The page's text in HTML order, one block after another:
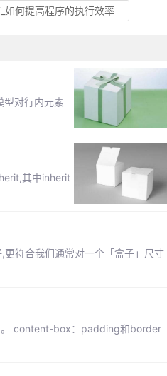
如何提高程序的执行效率
型对行内元素
其中inherit
符合我们通常对一个「盒子」尺寸
。 content-box：padding和border